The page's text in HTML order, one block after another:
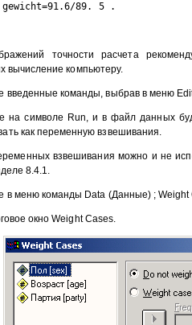
gewicht=91.6/89. 5 .
точности расчета
вычисление компьютеру.
введенные команды, выбрав в меню
на символе Run, и в файл данных
как переменную взвешивания.
взвешивания можно и не
8.4.1.
в меню команды Data (Данные) ; Weight
окно Weight Cases.